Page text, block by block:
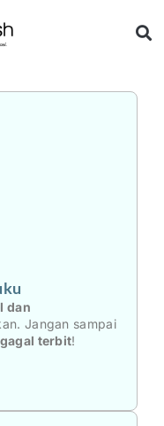
dan
Jangan sampai
gagal terbit!